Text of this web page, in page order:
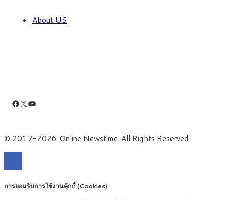
About US
Facebook
X YouTube
© 2017-2026 Online Newstime. All Rights Reserved
การยอมรับการใช้งานคุ้กกี้ (Cookies)